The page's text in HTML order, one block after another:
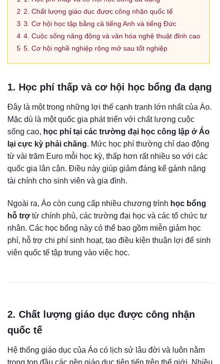
2 2. Chất lượng giáo dục được công nhận quốc tế
3 3. Cơ hội học tập bằng cả tiếng Anh và tiếng Đức
4 4. Cuộc sống năng động và văn hóa nghệ thuật đỉnh cao
5 5. Cơ hội nghề nghiệp rộng mở sau tốt nghiệp
1. Học phí thấp và cơ hội học bổng đa dạng
Đây là một trong những lợi thế cạnh tranh lớn nhất của Áo.
Mặc dù là một quốc gia phát triển với chất lượng cuộc
sống cao, học phí tại các trường đại học công lập ở Áo
lại cực kỳ phải chăng. Mức học phí thường chỉ dao động
từ vài trăm Euro mỗi học kỳ, thấp hơn rất nhiều so với các
quốc gia lân cận. Điều này giúp giảm đáng kể gánh nặng
tài chính cho sinh viên và gia đình.
Ngoài ra, Áo còn cung cấp nhiều chương trình học bổng
hỗ trợtừ chính phủ, các trường đại học và các tổ chức tư
nhân. Các học bổng này có thể bao gồm miễn giảm học
phí, hỗ trợ chi phí sinh hoạt, tạo điều kiện thuận lợi để sinh
viên quốc tế tập trung vào việc học.
2. Chất lượng giáo dục được công nhận
quốc tế
Hệ thống giáo dục của Áo có lịch sử lâu đời và luôn nằm
trong top đầu các nền giáo dục tiên tiến trên thế giới. Nhiều